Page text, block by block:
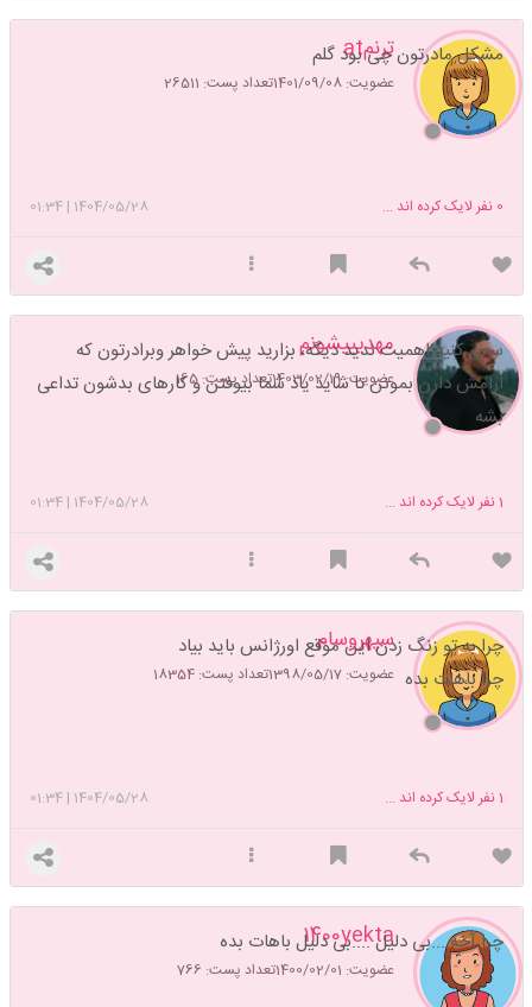
ترنمat
عضویت: 1401/09/08 تعداد پست: 26511
مشکل مادرتون چی بود گلم
1404/05/28
|
01:34 0 نفر لایک کرده اند ...
مهدیییشونم
عضویت: 1403/02/19 تعداد پست: 165
سعی کنید اهمیت ندید دیگه، بزارید پیش خواهر وبرادرتون که
ارامش دارن بمونن تا شاید یاد شما بیوفتن و کارهای بدشون تداعی
بشه
1404/05/28
|
01:34 1نفر لایک کرده اند ...
سپهروسام
عضویت: 1398/05/17 تعداد پست: 18354
چرا به تو زنگ زدن این موقع اورژانس باید بیاد
چرا باهات بده
1404/05/28
|
01:34 1نفر لایک کرده اند ...
1400yekta
عضویت: 1400/02/01 تعداد پست: 766
چرا آخه ...بی دلیل ....بی دلیل باهات بده